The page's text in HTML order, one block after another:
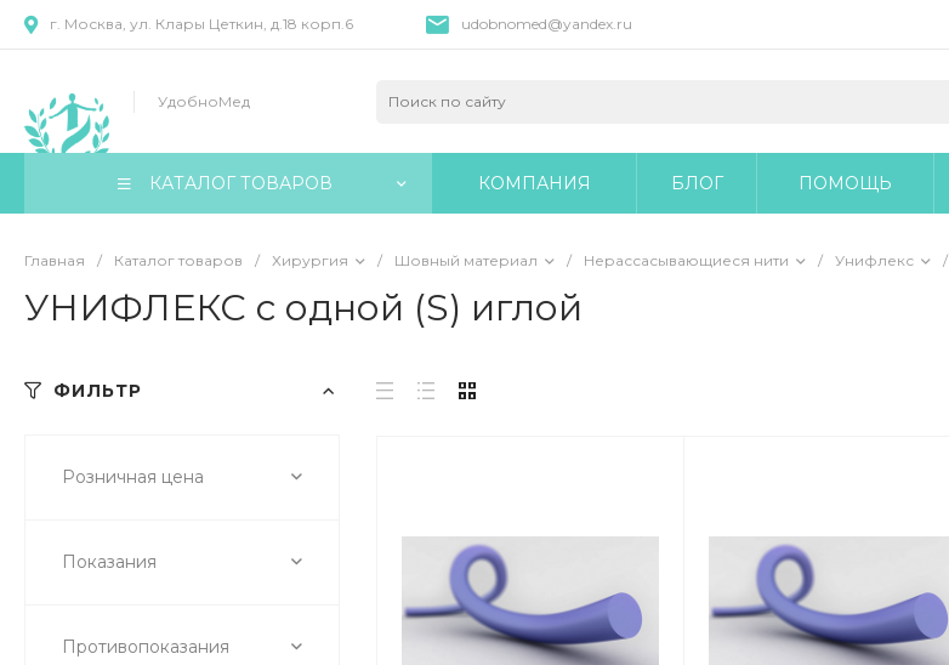
г. Москва, ул. Клары Цеткин, д.18 корп.6 udobnomed@yandex.ru
УдобноМед
КАТАЛОГ ТОВАРОВ КОМПАНИЯ БЛОГ ПОМОЩЬ
Главная / Каталог товаров / Хирургия / Шовный материал / Нерассасывающиеся нити / Унифлекс /
УНИФЛЕКС с одной (S) иглой
ФИЛЬТР
Розничная цена
Показания
Противопоказания